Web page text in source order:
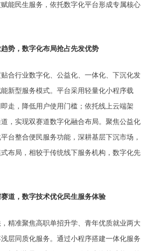
能民生服务，依托数字化平台形成专属核心
趋势，数字化布局抢占先发优势
合行业数字化、公益化、一体化、下沉化发
新型服务模式。平台采用轻量化小程序载
走，降低用户使用门槛；依托线上云端架
，实现双赛道数字化融合布局。聚焦公益化
台整合便民服务功能，深耕基层下沉市场，
布局，相较于传统线下服务机构，数字化先
赛道，数字技术优化民生服务体验
精准聚焦高职单招升学、青年优质就业两大
层同质化服务。通过小程序搭建一体化服务